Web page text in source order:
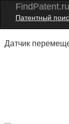
FindPatent.ru
Патентный
Датчик